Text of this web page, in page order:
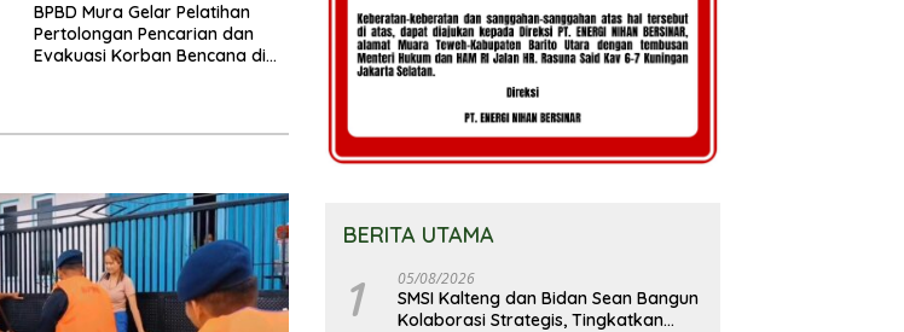
BPBD Mura Gelar Pelatihan
Pertolongan Pencarian dan
Evakuasi Korban Bencana di
BERITA UTAMA
1 05/08/2026
SMSI Kalteng dan Bidan Sean Bangun
Kolaborasi Strategis, Tingkatkan